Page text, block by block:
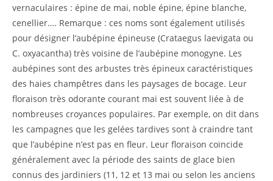
vernaculaires : épine de mai, noble épine, épine blanche,
cenellier…. Remarque : ces noms sont également utilisés
pour désigner l’aubépine épineuse (Crataegus laevigata ou
C. oxyacantha) très voisine de l’aubépine monogyne. Les
aubépines sont des arbustes très épineux caractéristiques
des haies champêtres dans les paysages de bocage. Leur
floraison très odorante courant mai est souvent liée à de
nombreuses croyances populaires. Par exemple, on dit dans
les campagnes que les gelées tardives sont à craindre tant
que l’aubépine n’est pas en fleur. Leur floraison coïncide
généralement avec la période des saints de glace bien
connus des jardiniers (11, 12 et 13 mai ou selon les anciens